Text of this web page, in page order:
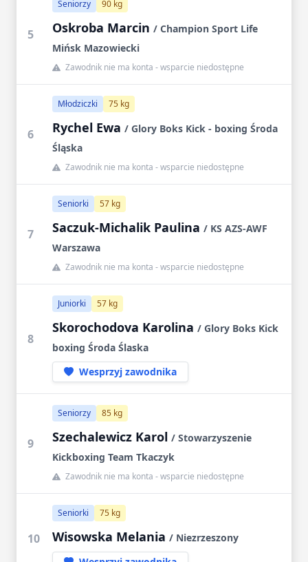
5
Seniorzy 90 kg
Oskroba Marcin / Champion Sport Life
Mińsk Mazowiecki
Zawodnik nie ma konta - wsparcie niedostępne
6
Młodziczki 75 kg
Rychel Ewa / Glory Boks Kick - boxing Środa
Śląska
Zawodnik nie ma konta - wsparcie niedostępne
7
Seniorki 57 kg
Saczuk-Michalik Paulina / KS AZS-AWF
Warszawa
Zawodnik nie ma konta - wsparcie niedostępne
8
Juniorki 57 kg
Skorochodova Karolina / Glory Boks Kick
boxing Środa Ślaska
Wesprzyj zawodnika
9
Seniorzy 85 kg
Szechalewicz Karol / Stowarzyszenie
Kickboxing Team Tkaczyk
Zawodnik nie ma konta - wsparcie niedostępne
10
Seniorki 75 kg
Wisowska Melania / Niezrzeszony